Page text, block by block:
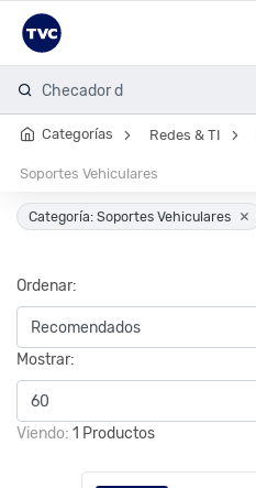
Checador de
Categorías Redes & TI
Soportes Vehiculares
Categoría: Soportes Vehiculares ×
Ordenar:
Mostrar:
Viendo: 1 Productos